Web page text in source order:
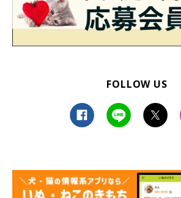
FOLLOW US